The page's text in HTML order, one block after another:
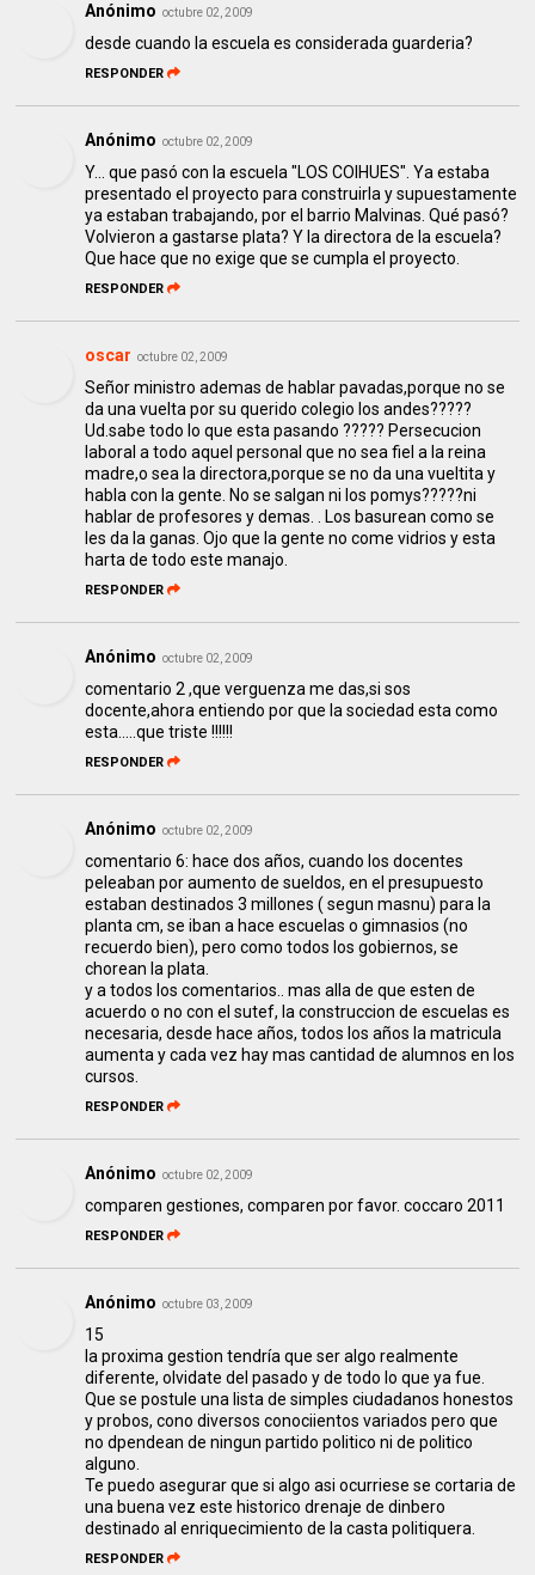
Anónimo octubre 02, 2009
desde cuando la escuela es considerada guarderia?
RESPONDER
Anónimo octubre 02, 2009
Y... que pasó con la escuela "LOS COIHUES". Ya estaba
presentado el proyecto para construirla y supuestamente
ya estaban trabajando, por el barrio Malvinas. Qué pasó?
Volvieron a gastarse plata? Y la directora de la escuela?
Que hace que no exige que se cumpla el proyecto.
RESPONDER
oscar octubre 02, 2009
Señor ministro ademas de hablar pavadas,porque no se
da una vuelta por su querido colegio los andes?????
Ud.sabe todo lo que esta pasando ????? Persecucion
laboral a todo aquel personal que no sea fiel a la reina
madre,o sea la directora,porque se no da una vueltita y
habla con la gente. No se salgan ni los pomys?????ni
hablar de profesores y demas. . Los basurean como se
les da la ganas. Ojo que la gente no come vidrios y esta
harta de todo este manajo.
RESPONDER
Anónimo octubre 02, 2009
comentario 2 ,que verguenza me das,si sos
docente,ahora entiendo por que la sociedad esta como
esta.....que triste !!!!!!
RESPONDER
Anónimo octubre 02, 2009
comentario 6: hace dos años, cuando los docentes
peleaban por aumento de sueldos, en el presupuesto
estaban destinados 3 millones ( segun masnu) para la
planta cm, se iban a hace escuelas o gimnasios (no
recuerdo bien), pero como todos los gobiernos, se
chorean la plata.
y a todos los comentarios.. mas alla de que esten de
acuerdo o no con el sutef, la construccion de escuelas es
necesaria, desde hace años, todos los años la matricula
aumenta y cada vez hay mas cantidad de alumnos en los
cursos.
RESPONDER
Anónimo octubre 02, 2009
comparen gestiones, comparen por favor. coccaro 2011
RESPONDER
Anónimo octubre 03, 2009
15
la proxima gestion tendría que ser algo realmente
diferente, olvidate del pasado y de todo lo que ya fue.
Que se postule una lista de simples ciudadanos honestos
y probos, cono diversos conociientos variados pero que
no dpendean de ningun partido politico ni de politico
alguno.
Te puedo asegurar que si algo asi ocurriese se cortaria de
una buena vez este historico drenaje de dinbero
destinado al enriquecimiento de la casta politiquera.
RESPONDER